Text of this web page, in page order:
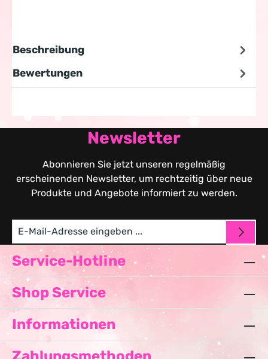
Beschreibung
Bewertungen
Newsletter
Abonnieren Sie jetzt unseren regelmäßig
erscheinenden Newsletter, um rechtzeitig über neue
Produkte und Angebote informiert zu werden.
Service-Hotline
Shop Service
Informationen